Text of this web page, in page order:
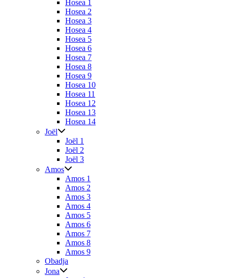
Hosea 1
Hosea 2
Hosea 3
Hosea 4
Hosea 5
Hosea 6
Hosea 7
Hosea 8
Hosea 9
Hosea 10
Hosea 11
Hosea 12
Hosea 13
Hosea 14
Joël
Joël 1
Joël 2
Joël 3
Amos
Amos 1
Amos 2
Amos 3
Amos 4
Amos 5
Amos 6
Amos 7
Amos 8
Amos 9
Obadja
Jona